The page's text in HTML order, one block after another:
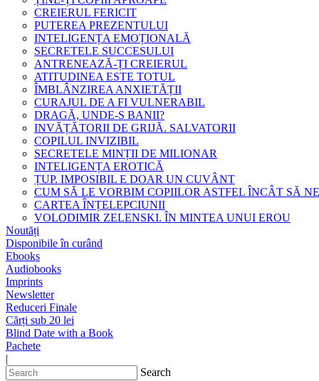
CREIERUL FERICIT
PUTEREA PREZENTULUI
INTELIGENȚA EMOȚIONALĂ
SECRETELE SUCCESULUI
ANTRENEAZĂ-ȚI CREIERUL
ATITUDINEA ESTE TOTUL
ÎMBLÂNZIREA ANXIETĂȚII
CURAJUL DE A FI VULNERABIL
DRAGĂ, UNDE-S BANII?
INVĂȚĂTORII DE GRIJĂ. SALVATORII
COPILUL INVIZIBIL
SECRETELE MINȚII DE MILIONAR
INTELIGENȚA EROTICĂ
ȚUP. IMPOSIBIL E DOAR UN CUVÂNT
CUM SĂ LE VORBIM COPIILOR ASTFEL ÎNCÂT SĂ
CARTEA ÎNȚELEPCIUNII
VOLODIMIR ZELENSKI. ÎN MINTEA UNUI EROU
Noutăți
Disponibile în curând
Ebooks
Audiobooks
Imprints
Newsletter
Reduceri Finale
Cărți sub 20 lei
Blind Date with a Book
Pachete
|
Search